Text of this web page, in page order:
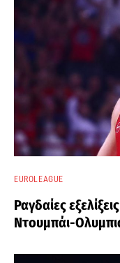
EUROLEAGUE
Ραγδαίες
Ντουμπάι-